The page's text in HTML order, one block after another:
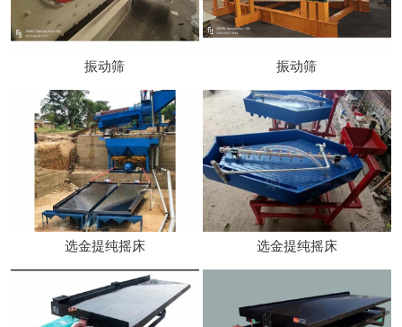
振动筛 振动筛
选金提纯摇床 选金提纯摇床